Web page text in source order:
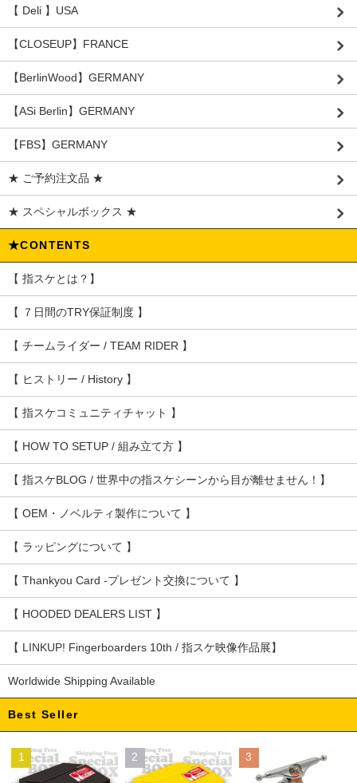
【 Deli 】USA
【CLOSEUP】FRANCE
【BerlinWood】GERMANY
【ASi Berlin】GERMANY
【FBS】GERMANY
★ ご予約注文品 ★
★ スペシャルボックス ★
★CONTENTS
【 指スケとは？】
【 ７日間のTRY保証制度 】
【 チームライダー / TEAM RIDER 】
【 ヒストリー / History 】
【 指スケコミュニティチャット 】
【 HOW TO SETUP / 組み立て方 】
【 指スケBLOG / 世界中の指スケシーンから目が離せません！】
【 OEM・ノベルティ製作について 】
【 ラッピングについて 】
【 Thankyou Card -プレゼント交換について 】
【 HOODED DEALERS LIST 】
【 LINKUP! Fingerboarders 10th / 指スケ映像作品展】
Worldwide Shipping Available
Best Seller
1 2 3